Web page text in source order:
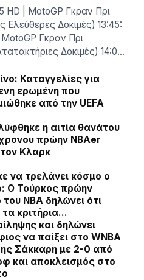
HD | MotoGP Γκραν Πρι
Ελεύθερες Δοκιμές) 13:45:
Γκραν Πρι
Δοκιμές) 14:0…
Καταγγελίες για
ερωμένη που
από την UEFA
η αιτία θανάτου
πρώην NBAer
Κλαρκ
να τρελάνει κόσμο ο
Ο Τούρκος πρώην
NBA δηλώνει ότι
τα κριτήρια…
και δηλώνει
να παίξει στο WNBA
Σάκκαρη με 2-0 από
και αποκλεισμός στο